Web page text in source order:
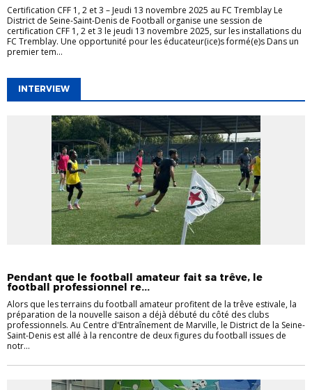
Certification CFF 1, 2 et 3 – Jeudi 13 novembre 2025 au FC Tremblay Le
District de Seine-Saint-Denis de Football organise une session de
certification CFF 1, 2 et 3 le jeudi 13 novembre 2025, sur les installations du
FC Tremblay. Une opportunité pour les éducateur(ice)s formé(e)s Dans un
premier tem...
INTERVIEW
Pendant que le football amateur fait sa trêve, le
football professionnel re...
Alors que les terrains du football amateur profitent de la trêve estivale, la
préparation de la nouvelle saison a déjà débuté du côté des clubs
professionnels. Au Centre d'Entraînement de Marville, le District de la Seine-
Saint-Denis est allé à la rencontre de deux figures du football issues de
notr...